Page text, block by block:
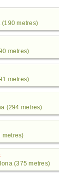
(190 metres)
metres)
metres)
(294 metres)
metres)
(375 metres)